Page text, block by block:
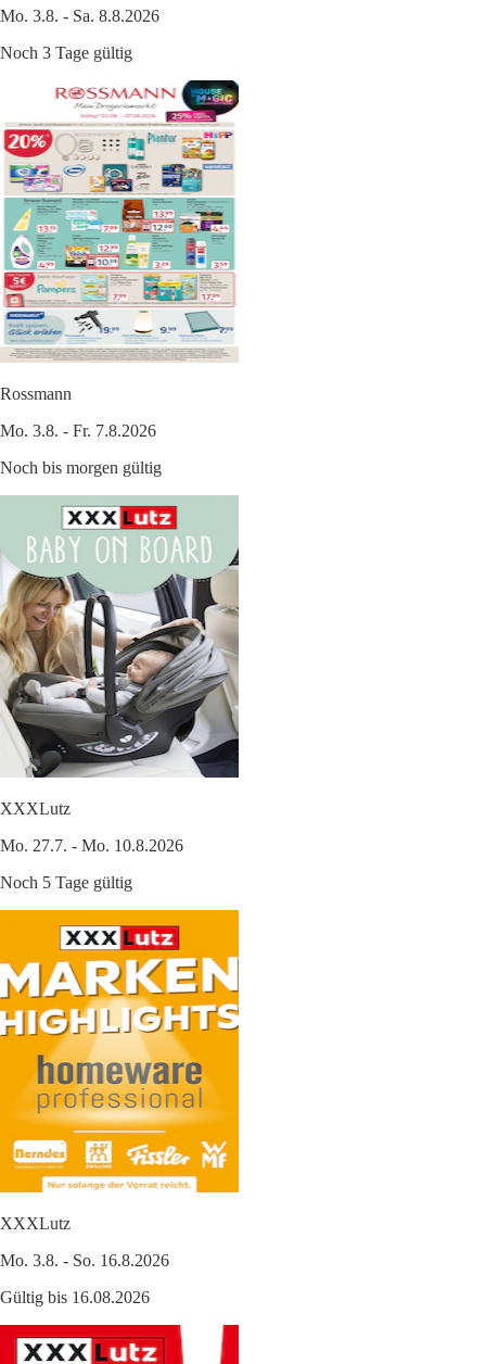
Mo. 3.8. - Sa. 8.8.2026
Noch 3 Tage gültig
Rossmann
Mo. 3.8. - Fr. 7.8.2026
Noch bis morgen gültig
XXXLutz
Mo. 27.7. - Mo. 10.8.2026
Noch 5 Tage gültig
XXXLutz
Mo. 3.8. - So. 16.8.2026
Gültig bis 16.08.2026